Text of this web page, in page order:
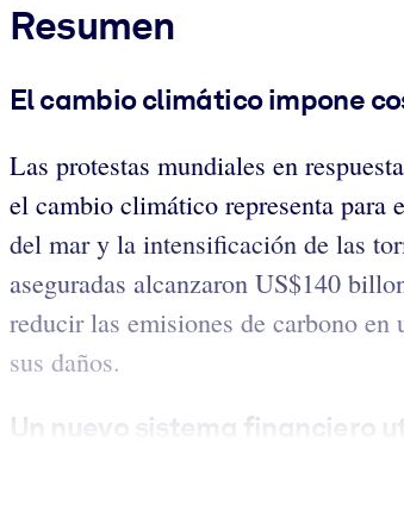
Resumen
El cambio climático impone
Las protestas mundiales en
el cambio climático representa para
del mar y la intensificación de las
aseguradas alcanzaron US$140
reducir las emisiones de carbono
sus daños.
Un nuevo sistema financiero